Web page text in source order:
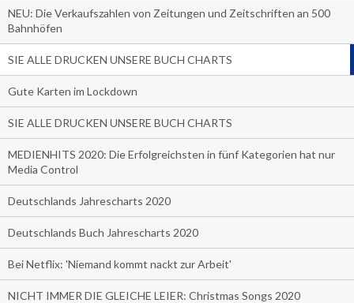
NEU: Die Verkaufszahlen von Zeitungen und Zeitschriften an 500
Bahnhöfen
SIE ALLE DRUCKEN UNSERE BUCH CHARTS
Gute Karten im Lockdown
SIE ALLE DRUCKEN UNSERE BUCH CHARTS
MEDIENHITS 2020: Die Erfolgreichsten in fünf Kategorien hat nur
Media Control
Deutschlands Jahrescharts 2020
Deutschlands Buch Jahrescharts 2020
Bei Netflix: 'Niemand kommt nackt zur Arbeit'
NICHT IMMER DIE GLEICHE LEIER: Christmas Songs 2020